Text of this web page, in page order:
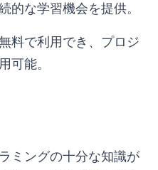
的な学習機会を提供。
料で利用でき、プロジ
可能。
ミングの十分な知識が